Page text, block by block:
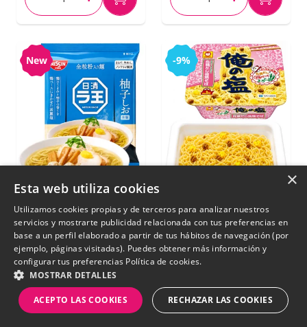
New
Ramen Yuzu
Premium Raoh |
Nissin 86 g
€ 2,65
-9%
Yakisoba Maruchan
Ore No Shio Pollo |
Sakura 106g.
×
Esta web utiliza cookies
Utilizamos cookies propias y de terceros para analizar nuestros
servicios y mostrarte publicidad relacionada con tus preferencias en
base a un perfil elaborado a partir de tus hábitos de navegación (por
ejemplo, páginas visitadas). Puedes obtener más información y
configurar tus preferencias Política de cookies.
MOSTRAR DETALLES
ACEPTO LAS COOKIES RECHAZAR LAS COOKIES